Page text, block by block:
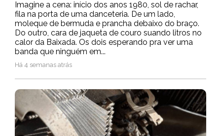
Imagine a cena: início dos anos 1980, sol de rachar,
fila na porta de uma danceteria. De um lado,
moleque de bermuda e prancha debaixo do braço.
Do outro, cara de jaqueta de couro suando litros no
calor da Baixada. Os dois esperando pra ver uma
banda que ninguém em...
Há 4 semanas atrás